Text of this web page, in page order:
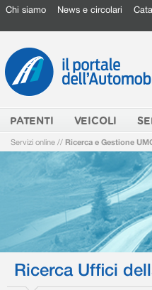
Chi siamo News e circolari
PATENTI VEICOLI
Servizi online // Ricerca e Gestione
Ricerca Uffici